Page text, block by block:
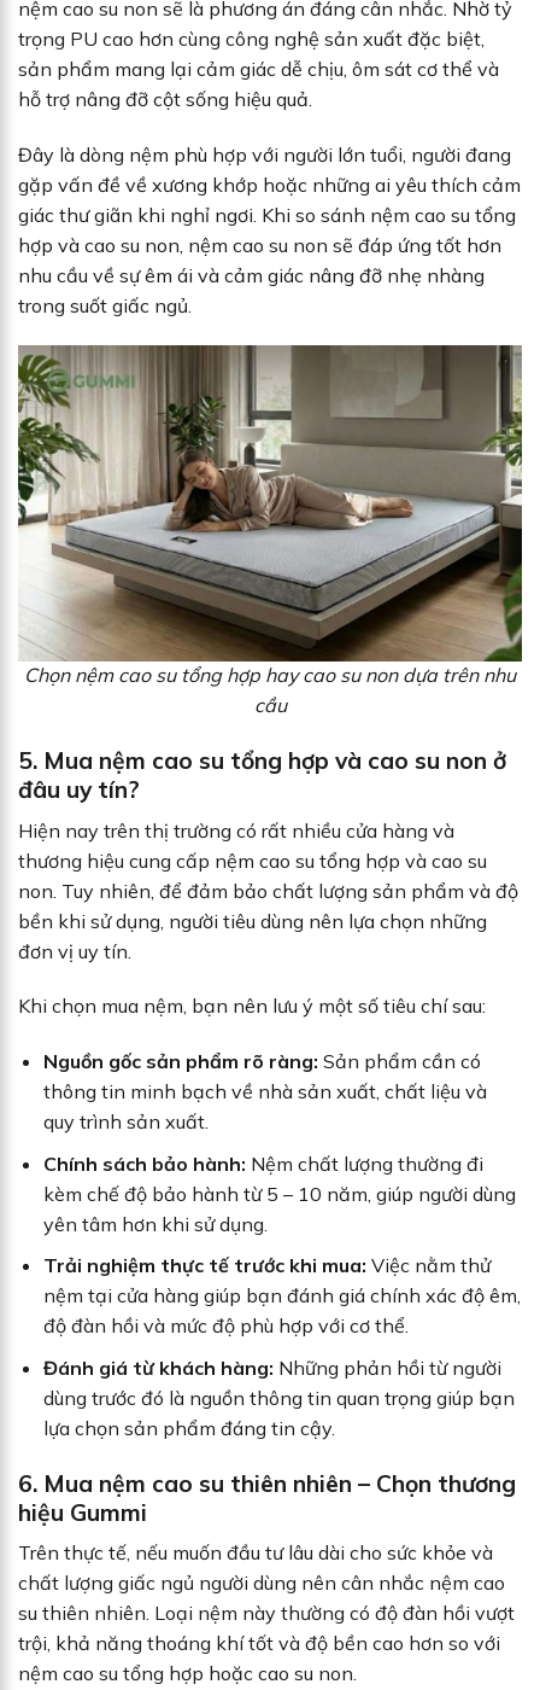
nệm cao su non sẽ là phương án đáng cân nhắc. Nhờ tỷ
trọng PU cao hơn cùng công nghệ sản xuất đặc biệt,
sản phẩm mang lại cảm giác dễ chịu, ôm sát cơ thể và
hỗ trợ nâng đỡ cột sống hiệu quả.
Đây là dòng nệm phù hợp với người lớn tuổi, người đang
gặp vấn đề về xương khớp hoặc những ai yêu thích cảm
giác thư giãn khi nghỉ ngơi. Khi so sánh nệm cao su tổng
hợp và cao su non, nệm cao su non sẽ đáp ứng tốt hơn
nhu cầu về sự êm ái và cảm giác nâng đỡ nhẹ nhàng
trong suốt giấc ngủ.
Chọn nệm cao su tổng hợp hay cao su non dựa trên nhu
cầu
5. Mua nệm cao su tổng hợp và cao su non ở
đâu uy tín?
Hiện nay trên thị trường có rất nhiều cửa hàng và
thương hiệu cung cấp nệm cao su tổng hợp và cao su
non. Tuy nhiên, để đảm bảo chất lượng sản phẩm và độ
bền khi sử dụng, người tiêu dùng nên lựa chọn những
đơn vị uy tín.
Khi chọn mua nệm, bạn nên lưu ý một số tiêu chí sau:
Nguồn gốc sản phẩm rõ ràng: Sản phẩm cần có
thông tin minh bạch về nhà sản xuất, chất liệu và
quy trình sản xuất.
Chính sách bảo hành: Nệm chất lượng thường đi
kèm chế độ bảo hành từ 5 – 10 năm, giúp người dùng
yên tâm hơn khi sử dụng.
Trải nghiệm thực tế trước khi mua: Việc nằm thử
nệm tại cửa hàng giúp bạn đánh giá chính xác độ êm,
độ đàn hồi và mức độ phù hợp với cơ thể.
Đánh giá từ khách hàng: Những phản hồi từ người
dùng trước đó là nguồn thông tin quan trọng giúp bạn
lựa chọn sản phẩm đáng tin cậy.
6. Mua nệm cao su thiên nhiên – Chọn thương
hiệu Gummi
Trên thực tế, nếu muốn đầu tư lâu dài cho sức khỏe và
chất lượng giấc ngủ người dùng nên cân nhắc nệm cao
su thiên nhiên. Loại nệm này thường có độ đàn hồi vượt
trội, khả năng thoáng khí tốt và độ bền cao hơn so với
nệm cao su tổng hợp hoặc cao su non.